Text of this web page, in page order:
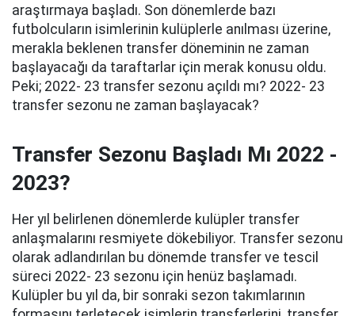
araştırmaya başladı. Son dönemlerde bazı
futbolcuların isimlerinin kulüplerle anılması üzerine,
merakla beklenen transfer döneminin ne zaman
başlayacağı da taraftarlar için merak konusu oldu.
Peki; 2022- 23 transfer sezonu açıldı mı? 2022- 23
transfer sezonu ne zaman başlayacak?
Transfer Sezonu Başladı Mı 2022 -
2023?
Her yıl belirlenen dönemlerde kulüpler transfer
anlaşmalarını resmiyete dökebiliyor. Transfer sezonu
olarak adlandırılan bu dönemde transfer ve tescil
süreci 2022- 23 sezonu için henüz başlamadı.
Kulüpler bu yıl da, bir sonraki sezon takımlarının